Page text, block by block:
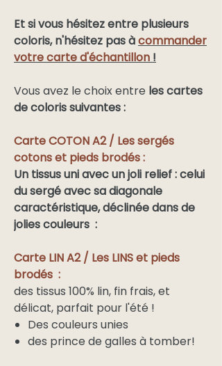
Etsi vous hésitez entre plusieurs
coloris, n'hésitez pas àcommander
votre carte d'échantillon !
Vous avez le choix entre les cartes
de coloris suivantes :
Carte COTON A2 / Les sergés
cotons et pieds brodés :
Un tissus uni avec un joli relief : celui
du sergé avec sa diagonale
caractéristique, déclinée dans de
jolies couleurs :
Carte LIN A2 / Les LINS et pieds
brodés :
des tissus 100% lin, fin frais, et
délicat, parfait pour l'été !
Des couleurs unies
des prince de galles à tomber!